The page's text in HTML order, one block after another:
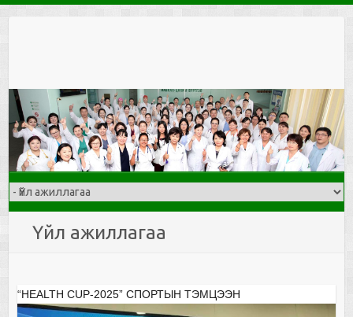
Үйл ажиллагаа
“HEALTH CUP-2025” СПОРТЫН ТЭМЦЭЭН